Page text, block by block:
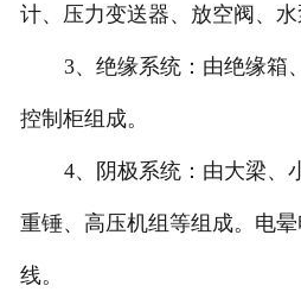
计、压力变送器、放空阀、水
3、绝缘系统：由绝缘箱
控制柜组成。
4、阴极系统：由大梁、
重锤、高压机组等组成。电
线。